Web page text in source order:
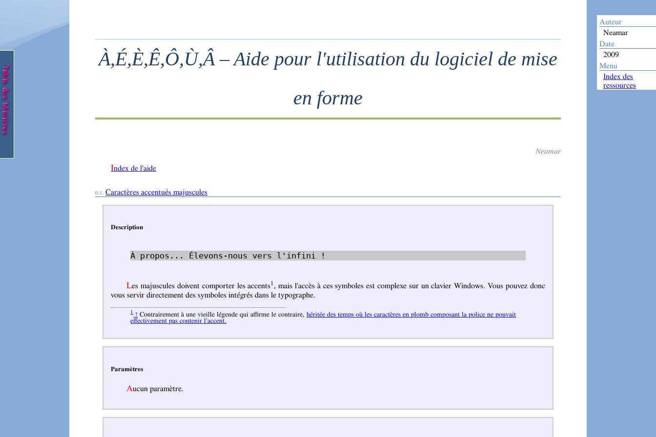
À,É,È,Ê,Ô,Ù,Â – Aide pour l'utilisation du logiciel de mise
en forme
Neamar
Index de l'aide
Caractères accentués majuscules
Description
À propos... Élevons-nous vers l'infini !
Les majuscules doivent comporter les accents1 , mais l'accès à ces symboles est complexe sur un clavier Windows. Vous pouvez donc
vous servir directement des symboles intégrés dans le typographe.
1
↑ Contrairement à une vieille légende qui affirme le contraire,héritée des temps où les caractères en plomb composant la police ne pouvait
effectivement pas contenir l'accent.
Paramètres
Aucun paramètre.
Auteur
Neamar
Date
2009
Menu
Index des
ressources